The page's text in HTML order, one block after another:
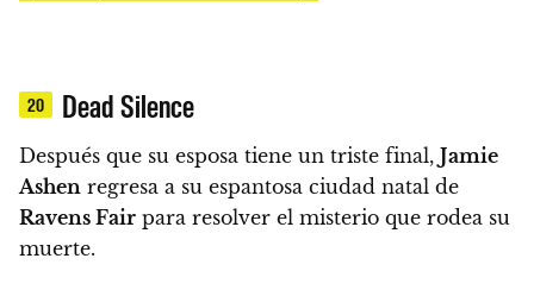
20 Dead Silence
Después que su esposa tiene un triste final, Jamie
Ashen regresa a su espantosa ciudad natal de
Ravens Fair para resolver el misterio que rodea su
muerte.